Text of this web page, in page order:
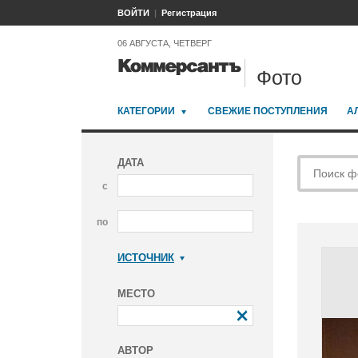
ВОЙТИ Регистрация
06 АВГУСТА, ЧЕТВЕРГ
Фото
КАТЕГОРИИ СВЕЖИЕ ПОСТУПЛЕНИЯ
ДАТА
с
по
ИСТОЧНИК
МЕСТО
АВТОР